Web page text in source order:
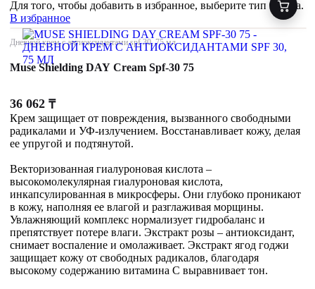
Для того, чтобы добавить в избранное, выберите тип товара.
В избранное
Дневной крем с антиоксидантами spf 30, 75 мл
Muse Shielding DAY Cream Spf-30 75
36 062 ₸
Крем защищает от повреждения, вызванного свободными
радикалами и УФ-излучением. Восстанавливает кожу, делая
ее упругой и подтянутой.
Векторизованная гиалуроновая кислота –
высокомолекулярная гиалуроновая кислота,
инкапсулированная в микросферы. Они глубоко проникают
в кожу, наполняя ее влагой и разглаживая морщины.
Увлажняющий комплекс нормализует гидробаланс и
препятствует потере влаги. Экстракт розы – антиоксидант,
снимает воспаление и омолаживает. Экстракт ягод годжи
защищает кожу от свободных радикалов, благодаря
высокому содержанию витамина С выравнивает тон.